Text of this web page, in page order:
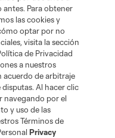
Cookies Settings
name and shield are
L.L.C. (“MLS”). The names
common law trademarks of
owners. Any unauthorized use
Para obtener
las cookies y
optar por no
visita la sección
de Privacidad
a nuestros
acuerdo de arbitraje
Al hacer clic
navegando por el
y uso de las
Términos de
Privacy